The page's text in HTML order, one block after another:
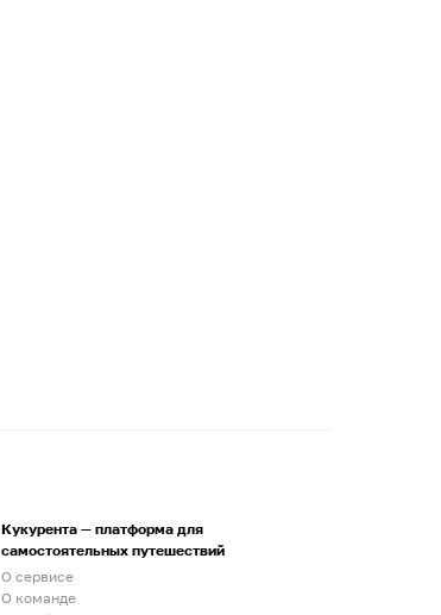
Кукурента — платформа для
самостоятельных путешествий
О сервисе
О команде